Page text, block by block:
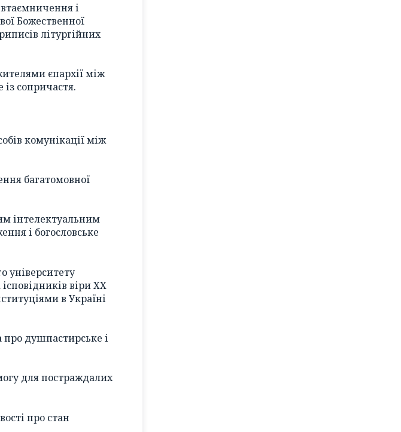
і
Божественної
літургійних
єпархії між
сопричастя.
комунікації між
багатомовної
інтелектуальним
і богословське
університету
віри ХХ
в Україні
про душпастирське і
для постраждалих
про стан